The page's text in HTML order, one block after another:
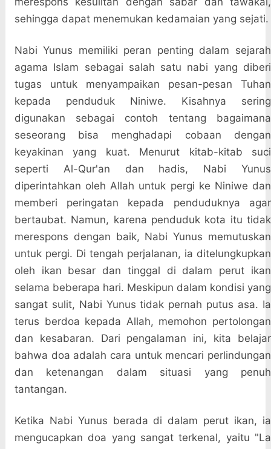
sehingga dapat menemukan kedamaian yang sejati.
Nabi Yunus memiliki peran penting dalam sejarah
agama Islam sebagai salah satu nabi yang diberi
tugas untuk menyampaikan pesan-pesan Tuhan
kepada penduduk Niniwe. Kisahnya sering
digunakan sebagai contoh tentang bagaimana
seseorang bisa menghadapi cobaan dengan
keyakinan yang kuat. Menurut kitab-kitab suci
seperti Al-Qur'an dan hadis, Nabi Yunus
diperintahkan oleh Allah untuk pergi ke Niniwe dan
memberi peringatan kepada penduduknya agar
bertaubat. Namun, karena penduduk kota itu tidak
merespons dengan baik, Nabi Yunus memutuskan
untuk pergi. Di tengah perjalanan, ia ditelungkupkan
oleh ikan besar dan tinggal di dalam perut ikan
selama beberapa hari. Meskipun dalam kondisi yang
sangat sulit, Nabi Yunus tidak pernah putus asa. Ia
terus berdoa kepada Allah, memohon pertolongan
dan kesabaran. Dari pengalaman ini, kita belajar
bahwa doa adalah cara untuk mencari perlindungan
dan ketenangan dalam situasi yang penuh
tantangan.
Ketika Nabi Yunus berada di dalam perut ikan, ia
mengucapkan doa yang sangat terkenal, yaitu "La